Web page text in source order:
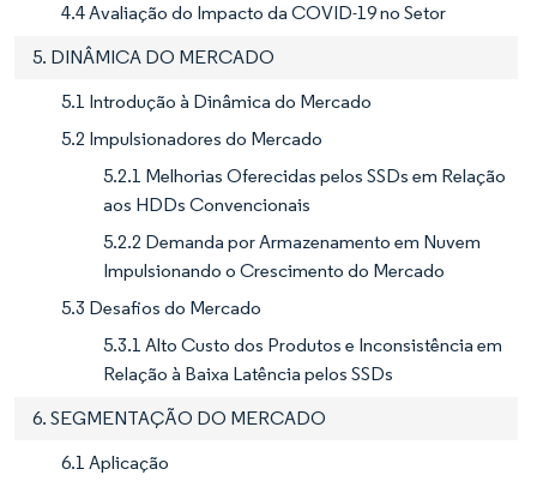
4.4 Avaliação do Impacto da COVID-19 no Setor
5. DINÂMICA DO MERCADO
5.1 Introdução à Dinâmica do Mercado
5.2 Impulsionadores do Mercado
5.2.1 Melhorias Oferecidas pelos SSDs em Relação
aos HDDs Convencionais
5.2.2 Demanda por Armazenamento em Nuvem
Impulsionando o Crescimento do Mercado
5.3 Desafios do Mercado
5.3.1 Alto Custo dos Produtos e Inconsistência em
Relação à Baixa Latência pelos SSDs
6. SEGMENTAÇÃO DO MERCADO
6.1 Aplicação